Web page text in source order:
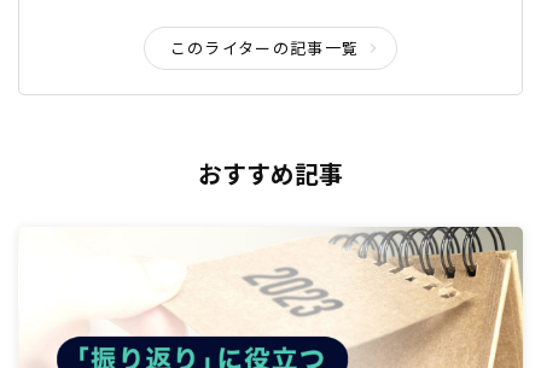
このライターの記事一覧
おすすめ記事